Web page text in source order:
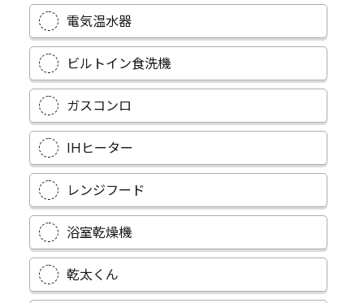
電気温水器
ビルトイン食洗機
ガスコンロ
IHヒーター
レンジフード
浴室乾燥機
乾太くん